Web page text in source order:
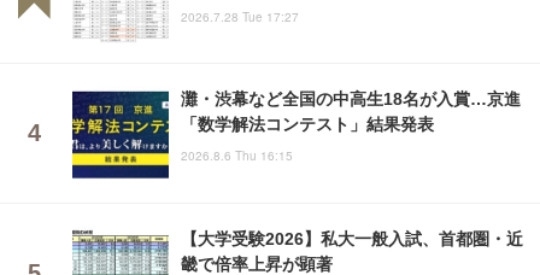
2026.7.28 Tue 17:27
灘・渋幕など全国の中高生18名が入賞…京進
「数学解法コンテスト」結果発表
2026.8.6 Thu 16:15
【大学受験2026】私大一般入試、首都圏・近
畿で倍率上昇が顕著